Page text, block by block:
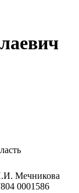
Мечникова
0001586